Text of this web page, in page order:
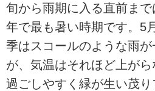
旬から雨期に入る直前ま
年で最も暑い時期です。5
季はスコールのような雨
が、気温はそれほど上が
過ごしやすく緑が生い茂